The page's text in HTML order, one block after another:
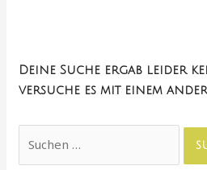
Deine Suche ergab leider
versuche es mit einem